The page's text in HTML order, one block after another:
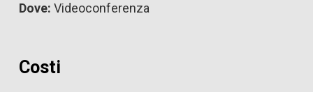
Dove: Videoconferenza
Costi